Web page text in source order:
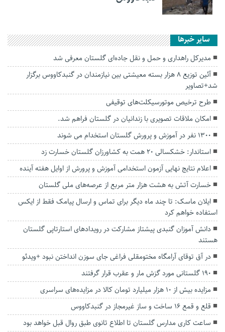
سایر خبرها
مدیرکل راهداری و حمل و نقل جاده‌ای گلستان معرفی شد
آئین توزیع ۸ هزار بسته معیشتی بین نیازمندان در‌ گنبدکاووس برگزار
شد+تصاویر
طرح ترخیص موتورسیکلت‌های توقیفی
امکان ملاقات تصویری با زندانیان در گلستان فراهم شد.
۱۳۰۰ نفر در آموزش و پرورش گلستان استخدام می شوند
استاندار: خشکسالی ۲۰ همت به کشاورزان گلستان خسارت زد
اعلام نتایج نهایی آزمون استخدامی آموزش و پرورش از اوایل هفته آینده
خسارت آتش به هشت هزار متر مربع از عرصه‌های ملی گلستان
ایلان ماسک: تا چند ماه دیگر برای تماس و ارسال پیامک فقط از ایکس
استفاده خواهم کرد
دانش آموزان گنبدی پیشتاز مشارکت در رویدادهای استارتاپی گلستان
هستند
در آق توقای آرامگاه مختومقلی فراغی جای سوزن انداختن نبود +ویدئو
۱۹۰ گلستانی مورد گزش مار و عقرب قرار گرفتند
مزایده بیش از ۱۰ هزار میلیارد تومان کالا در مزایده‌های سراسری
قلع و قمع ۱۶ ساخت و ساز غیرمجاز در گنبدکاووس
ساعت کاری مدارس گلستان تا اطلاع ثانوی طبق روال قبل خواهد بود